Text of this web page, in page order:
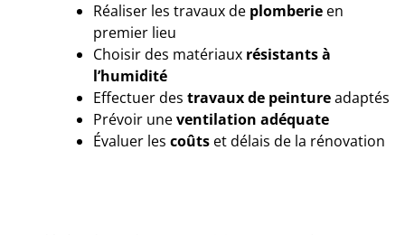
Réaliser les travaux de plomberie en
premier lieu
Choisir des matériaux résistants à
l’humidité
Effectuer des travaux de peintureadaptés
Prévoir uneventilation adéquate
Évaluer les coûts et délais de la rénovation